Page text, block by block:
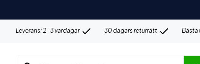
Leverans: 2-3 vardagar 30 dagars returrätt Bästa
Sök efter produkter, märken osv.